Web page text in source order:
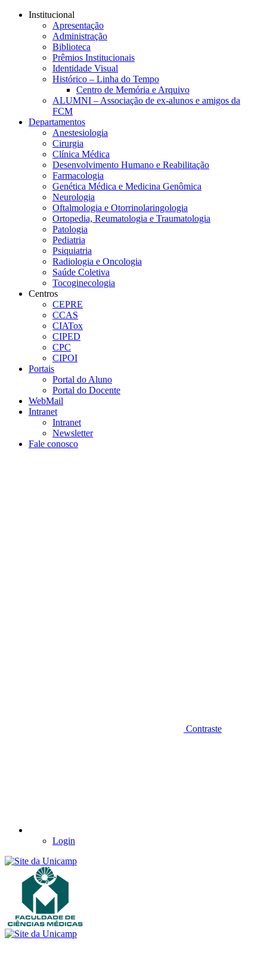
Conteúdo principal
Institucional
Apresentação
Administração
Biblioteca
Prêmios Institucionais
Identidade Visual
Histórico – Linha do Tempo
Centro de Memória e Arquivo
ALUMNI – Associação de ex-alunos e amigos da
FCM
Departamentos
Anestesiologia
Cirurgia
Clínica Médica
Desenvolvimento Humano e Reabilitação
Farmacologia
Genética Médica e Medicina Genômica
Neurologia
Oftalmologia e Otorrinolaringologia
Ortopedia, Reumatologia e Traumatologia
Patologia
Pediatria
Psiquiatria
Radiologia e Oncologia
Saúde Coletiva
Tocoginecologia
Centros
CEPRE
CCAS
CIATox
CIPED
CPC
CIPOI
Portais
Portal do Aluno
Portal do Docente
WebMail
Intranet
Intranet
Newsletter
Fale conosco
Contraste
Login